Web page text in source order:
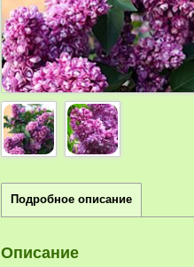
Подробное описание
Описание